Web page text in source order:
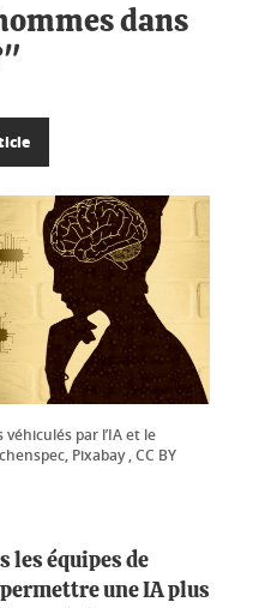
dans
par l’IA et le
Pixabay , CC BY
les équipes de
une IA plus